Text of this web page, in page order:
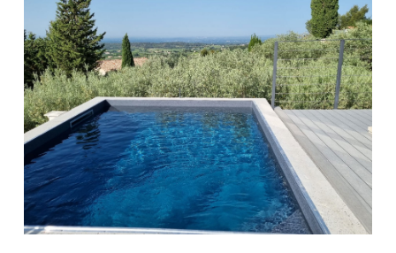
la
construction
d’une
piscine
béton